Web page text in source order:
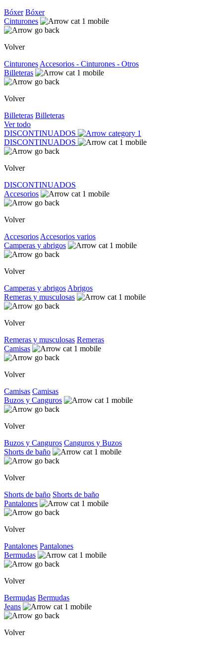
Bóxer Bóxer
Cinturones
Volver
Cinturones Accesorios - Cinturones - Otros
Billeteras
Volver
Billeteras Billeteras
Ver todo
DISCONTINUADOS
DISCONTINUADOS
Volver
DISCONTINUADOS
Accesorios
Volver
Accesorios Accesorios varios
Camperas y abrigos
Volver
Camperas y abrigos Abrigos
Remeras y musculosas
Volver
Remeras y musculosas Remeras
Camisas
Volver
Camisas Camisas
Buzos y Canguros
Volver
Buzos y Canguros Canguros y Buzos
Shorts de baño
Volver
Shorts de baño Shorts de baño
Pantalones
Volver
Pantalones Pantalones
Bermudas
Volver
Bermudas Bermudas
Jeans
Volver